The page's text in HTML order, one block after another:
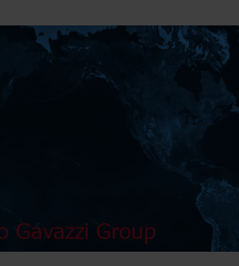
Gavazzi Group